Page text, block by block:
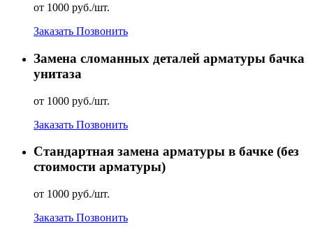
от 1000 руб./шт.
Заказать Позвонить
Замена сломанных деталей арматуры бачка
унитаза
от 1000 руб./шт.
Заказать Позвонить
Стандартная замена арматуры в бачке (без
стоимости арматуры)
от 1000 руб./шт.
Заказать Позвонить